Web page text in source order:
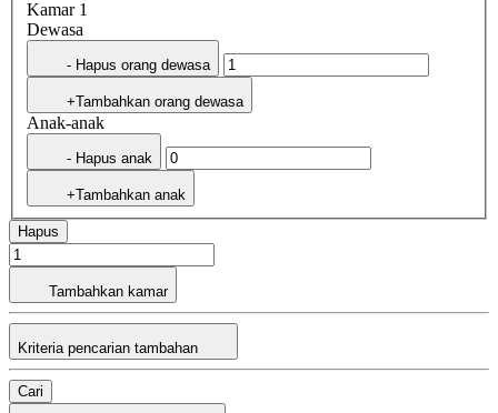
Kamar 1
Dewasa
- Hapus orang dewasa
+Tambahkan orang dewasa
Anak-anak
- Hapus anak
+Tambahkan anak
Hapus
Tambahkan kamar
Kriteria pencarian tambahan
Cari